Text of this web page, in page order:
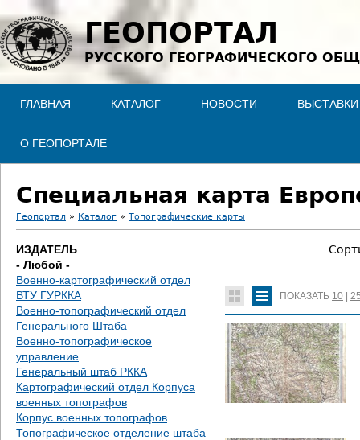
Jump to navigation
ГЕОПОРТАЛ
РУССКОГО ГЕОГРАФИЧЕСКОГО
ГЛАВНАЯ КАТАЛОГ НОВОСТИ ВЫСТАВКИ
О ГЕОПОРТАЛЕ
Специальная карта
В
ы
з
д
е
с
ь
Геопортал » Каталог » Топографические карты
ИЗДАТЕЛЬ
- Любой -
Военно-картографический отдел
ВТУ ГУРККА
Военно-топографический отдел
Генерального Штаба
Военно-топографическое
управление
Генеральный штаб РККА
Картографический отдел Корпуса
военных топографов
Корпус военных топографов
Топографическое отделение штаба
ПОКАЗАТЬ 10